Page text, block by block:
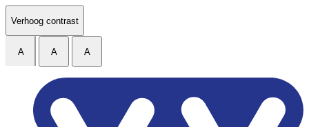
Ga naar de inhoud
Verhoog contrast
A A A